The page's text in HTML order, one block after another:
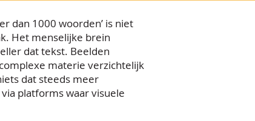
dan 1000 woorden’ is niet
Het menselijke brein
dat tekst. Beelden
materie verzichtelijk
dat steeds meer
platforms waar visuele